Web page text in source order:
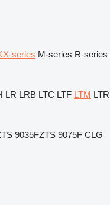
series M-series R-series
LR LRB LTC LTF LTM LTR
9035FZTS 9075F CLG